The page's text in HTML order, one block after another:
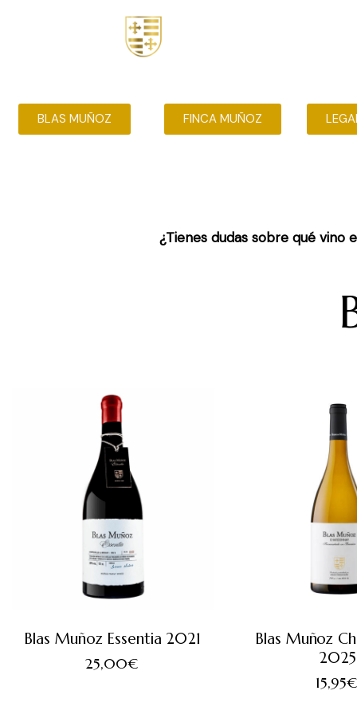
BLAS MUÑOZ FINCA MUÑOZ
¿Tienes dudas sobre qué vino
Blas Muñoz Essentia 2021
25,00€
Blas Muñoz
2025
15,95